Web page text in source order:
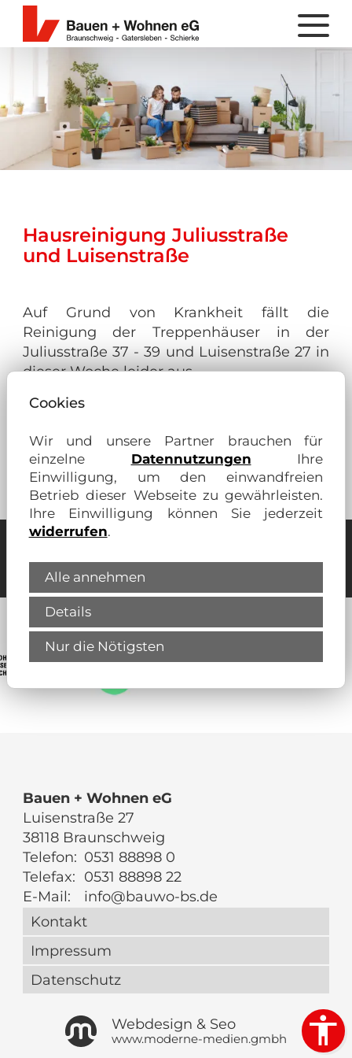
Hausreinigung Juliusstraße
und Luisenstraße
Auf Grund von Krankheit fällt die
Reinigung der Treppenhäuser in der
Juliusstraße 37 - 39 und Luisenstraße 27 in
dieser Woche leider aus.
Vielen Dank für Ihr Verständnis.
Zurück
Vorteil:
Bauen + Wohnen eG
Luisenstraße 27
38118 Braunschweig
Telefon: 0531 88898 0
Telefax: 0531 88898 22
E-Mail:
info@bauwo-bs.de
Kontakt
Impressum
Datenschutz
Webdesign & Seo
www.moderne-medien.gmbh
Cookies
Wir und unsere Partner brauchen für
einzelne Datennutzungen Ihre
Einwilligung, um den einwandfreien
Betrieb dieser Webseite zu gewährleisten.
Ihre Einwilligung können Sie jederzeit
widerrufen.
Alle annehmen
Details
Nur die Nötigsten